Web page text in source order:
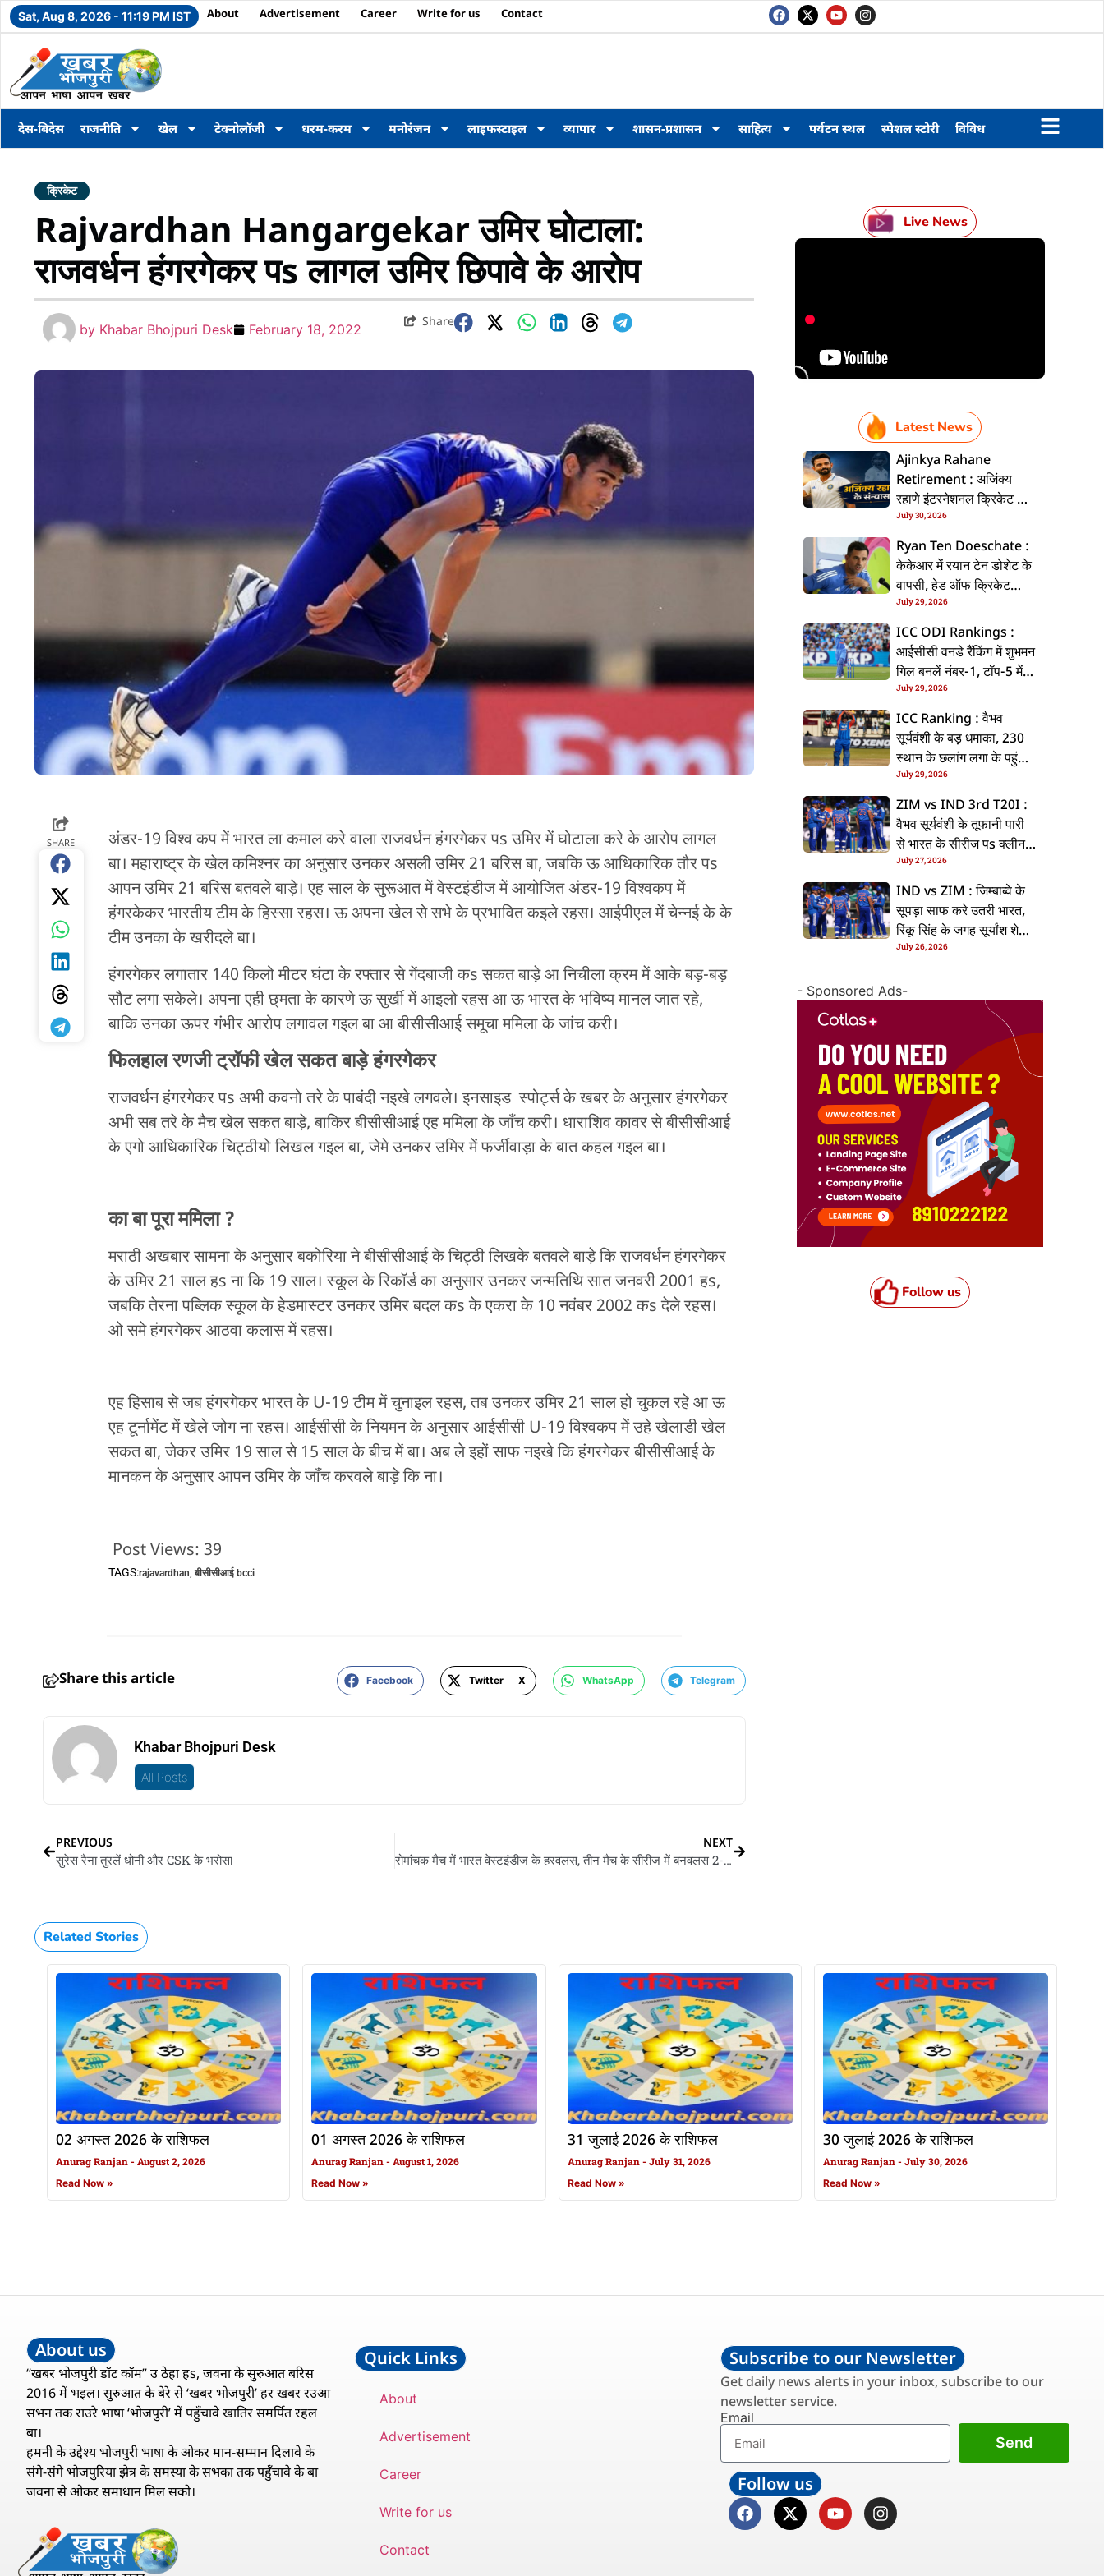
Sat, Aug 8, 2026 - 11:19 PM IST About Advertisement Career Write for us Contact
देस-बिदेस राजनीति खेल टेक्नोलॉजी धरम-करम मनोरंजन लाइफस्टाइल व्यापार शासन-प्रशासन साहित्य पर्यटन स्थल स्पेशल स्टोरी विविध
क्रिकेट
Rajvardhan Hangargekar उमिर घोटाला:
राजवर्धन हंगरगेकर पs लागल उमिर छिपावे के आरोप
by Khabar Bhojpuri Desk February 18, 2022
Share
SHARE
अंडर-19 विश्व कप में भारत ला कमाल करे वाला राजवर्धन हंगरगेकर पs उमिर में घोटाला करे के आरोप लागल
बा। महाराष्ट्र के खेल कमिश्नर का अनुसार उनकर असली उमिर 21 बरिस बा, जबकि ऊ आधिकारिक तौर पs
आपन उमिर 21 बरिस बतवले बाड़े। एह साल के सुरूआत में वेस्टइंडीज में आयोजित अंडर-19 विश्वकप में
हंगरकेकर भारतीय टीम के हिस्सा रहस। ऊ अपना खेल से सभे के प्रभावित कइले रहस। आईपीएल में चेन्नई के के
टीम उनका के खरीदले बा।
हंगरगेकर लगातार 140 किलो मीटर घंटा के रफ्तार से गेंदबाजी कs सकत बाड़े आ निचीला क्रम में आके बड़-बड़
सौट लगा सकेले। अपना एही छ्मता के कारणे ऊ सुर्खी में आइलो रहस आ ऊ भारत के भविष्य मानल जात रहे,
बाकि उनका ऊपर गंभीर आरोप लगावल गइल बा आ बीसीसीआई समूचा ममिला के जांच करी।
फिलहाल रणजी ट्रॉफी खेल सकत बाड़े हंगरगेकर
राजवर्धन हंगरगेकर पs अभी कवनो तरे के पाबंदी नइखे लगवले। इनसाइड स्पोर्ट्स के खबर के अनुसार हंगरगेकर
अभी सब तरे के मैच खेल सकत बाड़े, बाकिर बीसीसीआई एह ममिला के जाँच करी। धाराशिव कावर से बीसीसीआई
के एगो आधिकारिक चिट्ठीयो लिखल गइल बा, जेमे उनकर उमिर में फर्जीवाड़ा के बात कहल गइल बा।
का बा पूरा ममिला ?
मराठी अखबार सामना के अनुसार बकोरिया ने बीसीसीआई के चिट्ठी लिखके बतवले बाड़े कि राजवर्धन हंगरगेकर
के उमिर 21 साल हs ना कि 19 साल। स्कूल के रिकॉर्ड का अनुसार उनकर जन्मतिथि सात जनवरी 2001 हs,
जबकि तेरना पब्लिक स्कूल के हेडमास्टर उनकर उमिर बदल कs के एकरा के 10 नवंबर 2002 कs देले रहस।
ओ समे हंगरगेकर आठवा कलास में रहस।
एह हिसाब से जब हंगरगेकर भारत के U-19 टीम में चुनाइल रहस, तब उनकर उमिर 21 साल हो चुकल रहे आ ऊ
एह टूर्नामेंट में खेले जोग ना रहस। आईसीसी के नियमन के अनुसार आईसीसी U-19 विश्वकप में उहे खेलाडी खेल
सकत बा, जेकर उमिर 19 साल से 15 साल के बीच में बा। अब ले इहों साफ नइखे कि हंगरगेकर बीसीसीआई के
मानकन के अनुसार आपन उमिर के जाँच करवले बाड़े कि ना।
Post Views: 39
TAGS:rajavardhan, बीसीसीआई bcci
Share this article Facebook Twitter X WhatsApp Telegram
Khabar Bhojpuri Desk
All Posts
PREVIOUS
सुरेस रैना तुरलें धोनी और CSK के भरोसा
NEXT
रोमांचक मैच में भारत वेस्टइंडीज के हरवलस, तीन मैच के सीरीज में बनवलस 2-0 की अजेय बढ़त
Live News
Latest News
Ajinkya Rahane
Retirement : अजिंक्य
रहाणे इंटरनेशनल क्रिकेट से
ललें संन्यास, सोशल मीडिया
पs पोस्ट कs के कइलें एलान
July 30, 2026
Ryan Ten Doeschate :
केकेआर में रयान टेन डोशेट के
वापसी, हेड ऑफ क्रिकेट
स्ट्रेटजी के जिम्मेदारी संभरिहें
July 29, 2026
ICC ODI Rankings :
आईसीसी वनडे रैंकिंग में शुभमन
गिल बनलें नंबर-1, टॉप-5 में
भारत के तीन बल्लेबाज
July 29, 2026
ICC Ranking : वैभव
सूर्यवंशी के बड़ धमाका, 230
स्थान के छलांग लगा के पहुंचलें
48वां नंबर पs
July 29, 2026
ZIM vs IND 3rd T20I :
वैभव सूर्यवंशी के तूफानी पारी
से भारत के सीरीज पs क्लीन
स्वीप, जिम्बाब्वे 35 रन से
हारल
July 27, 2026
IND vs ZIM : जिम्बाब्वे के
सूपड़ा साफ करे उतरी भारत,
रिंकू सिंह के जगह सूर्यांश शेडगे
के मिल सकेला मवका
July 26, 2026
- Sponsored Ads-
Follow us
Related Stories
02 अगस्त 2026 के राशिफल
Anurag Ranjan August 2, 2026
Read Now »
01 अगस्त 2026 के राशिफल
Anurag Ranjan August 1, 2026
Read Now »
31 जुलाई 2026 के राशिफल
Anurag Ranjan July 31, 2026
Read Now »
30 जुलाई 2026 के राशिफल
Anurag Ranjan July 30, 2026
Read Now »
About us
“खबर भोजपुरी डॉट कॉम” उ ठेहा हs, जवना के सुरुआत बरिस
2016 में भइल। सुरुआत के बेरे से ‘खबर भोजपुरी’ हर खबर रउआ
सभन तक राउरे भाषा ‘भोजपुरी’ में पहुँचावे खातिर समर्पित रहल
बा।
हमनी के उद्देश्य भोजपुरी भाषा के ओकर मान-सम्मान दिलावे के
संगे-संगे भोजपुरिया झेत्र के समस्या के सभका तक पहुँचावे के बा
जवना से ओकर समाधान मिल सको।
Quick Links
About
Advertisement
Career
Write for us
Contact
Subscribe to our Newsletter
Get daily news alerts in your inbox, subscribe to our
newsletter service.
Email
Send
Follow us